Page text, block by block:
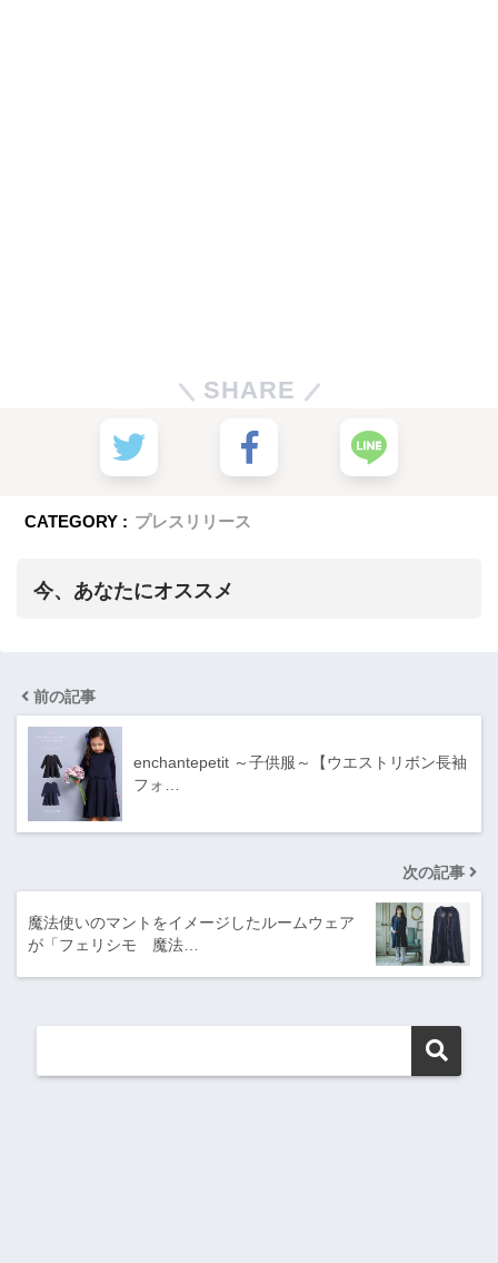
SHARE
CATEGORY : プレスリリース
今、あなたにオススメ
前の記事
enchantepetit ～子供服～【ウエストリボン長袖
フォ…
次の記事
魔法使いのマントをイメージしたルームウェア
が「フェリシモ 魔法…